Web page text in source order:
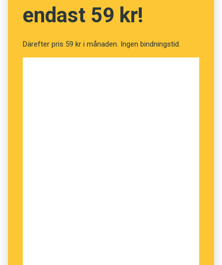
Anders
endast 59 kr!
Därefter pris 59 kr i månaden. Ingen bindningstid.